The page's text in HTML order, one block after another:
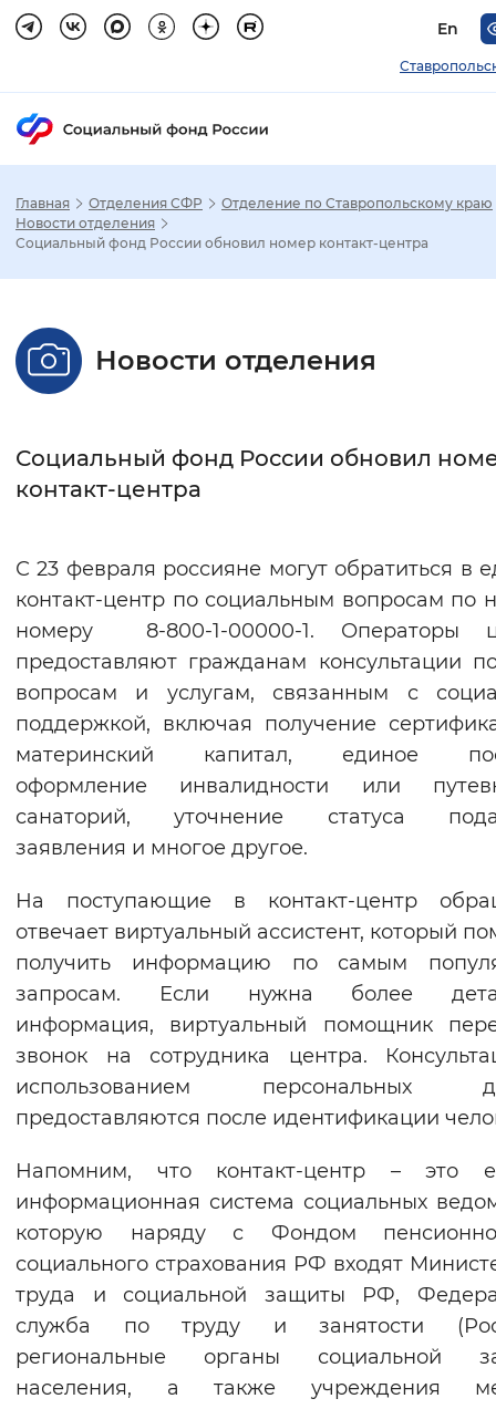
En
Настройка режима отображения
Стандартный Увеличенный
Нормальный Увеличенный
Цвет сайта
Синий фон
Изображения
Включены Выключены
Воспроизвести Остановить
Вернуть стандартные настройки
Главная Отделения СФР
Отделение по Ставропольскому краю
Новости отделения
Социальный фонд России обновил номер контакт-центра
Новости отделения
Социальный фонд России обновил
контакт-центра
С 23 февраля россияне могут обратиться в
контакт-центр по социальным вопросам по
номеру 8-800-1-00000-1. Операторы
предоставляют гражданам консультации
вопросам и услугам, связанным с
поддержкой, включая получение
материнский капитал, единое
оформление инвалидности или
санаторий, уточнение статуса
заявления и многое другое.
На поступающие в контакт-центр
отвечает виртуальный ассистент, который
получить информацию по самым
запросам. Если нужна более
информация, виртуальный помощник
звонок на сотрудника центра.
использованием персональных
предоставляются после идентификации
Напомним, что контакт-центр – это
информационная система социальных
которую наряду с Фондом
социального страхования РФ входят
труда и социальной защиты РФ,
служба по труду и занятости
региональные органы социальной
населения, а также учреждения